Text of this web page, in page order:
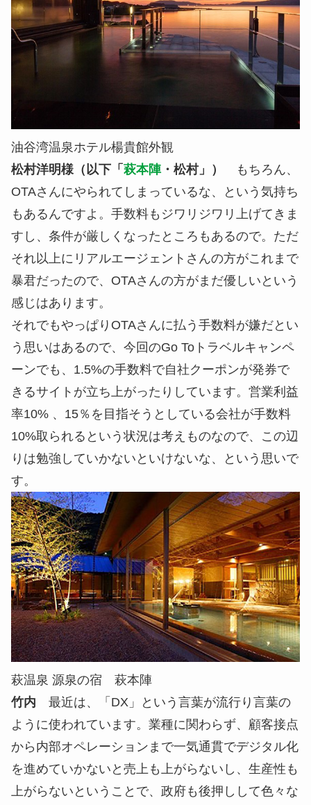
油谷湾温泉ホテル楊貴館外観
松村洋明様（以下「 萩本陣・松村」）
もちろん、
OTAさんにやられてしまっているな、という気持ち
もあるんですよ。手数料もジワリジワリ上げてきま
すし、条件が厳しくなったところもあるので。ただ
それ以上にリアルエージェントさんの方がこれまで
暴君だったので、OTAさんの方がまだ優しいという
感じはあります。
それでもやっぱりOTAさんに払う手数料が嫌だとい
う思いはあるので、今回のGo Toトラベルキャンペ
ーンでも、1.5%の手数料で自社クーポンが発券で
きるサイトが立ち上がったりしています。営業利益
率10% 、15％を目指そうとしている会社が手数料
10%取られるという状況は考えものなので、この辺
りは勉強していかないといけないな、という思いで
す。
萩温泉 源泉の宿 萩本陣
竹内 最近は、「DX」という言葉が流行り言葉の
ように使われています。業種に関わらず、顧客接点
から内部オペレーションまで一気通貫でデジタル化
を進めていかないと売上も上がらないし、生産性も
上がらないということで、政府も後押しして色々な